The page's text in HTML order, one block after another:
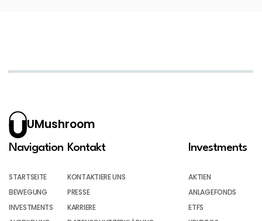
UMushroom
Navigation
STARTSEITE
BEWEGUNG
INVESTMENTS
Kontakt
KONTAKTIERE UNS
PRESSE
KARRIERE
Investments
AKTIEN
ANLAGEFONDS
ETFS